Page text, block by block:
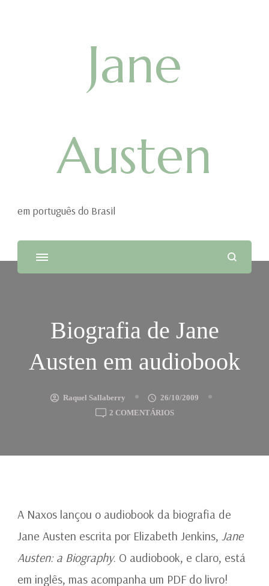
Jane
Austen
em português do Brasil
Biografia de Jane
Austen em audiobook
Raquel Sallaberry
26/10/2009
2 COMENTÁRIOSEM
JANE
A Naxos lançou o audiobook da biografia de
Jane Austen escrita por Elizabeth Jenkins, Jane
Austen: a Biography. O audiobook, e claro, está
em inglês, mas acompanha um PDF do livro!